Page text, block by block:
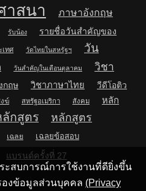
าสนา ภาษาอังกฤษ
รับน้อง
รายชื่อวันสำคัญของ
เทศ วัดไทยในสหรัฐฯ
วัน
วันสำคัญในเดือนตุลาคม
วิชา
กฤษ วิชาภาษาไทย
วีดีโอติว
ฆ์ สหรัฐอเมริกา สังคม
หลัก
ลักสูตร
หลักสูตร
เฉลย เฉลยข้อสอบ
แบรนด์ครั้งที่ 27
ะสบการณ์การใช้งานที่ดียิ่งขึ้น
องข้อมูลส่วนบุคคล (Privacy